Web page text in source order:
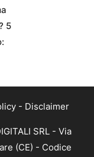
5
- Disclaimer
SRL - Via
(CE) - Codice